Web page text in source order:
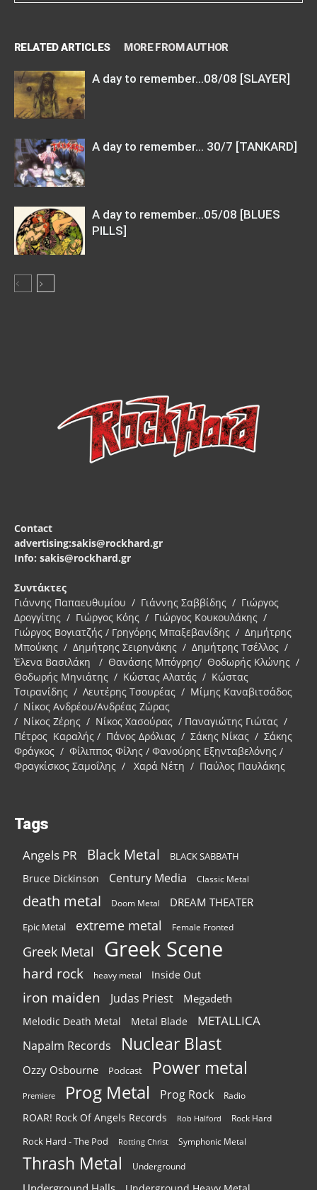
RELATED ARTICLES MORE FROM AUTHOR
A day to remember…08/08 [SLAYER]
A day to remember… 30/7 [TANKARD]
A day to remember…05/08 [BLUES
PILLS]
Contact
advertising:sakis@rockhard.gr
Info: sakis@rockhard.gr
Συντάκτες
Γιάννης Παπαευθυμίου / Γιάννης Σαββίδης / Γιώργος
Δρογγίτης / Γιώργος Κόης / Γιώργος Κουκουλάκης /
Γιώργος Βογιατζής / Γρηγόρης Μπαξεβανίδης / Δημήτρης
Μπούκης / Δημήτρης Σειρηνάκης / Δημήτρης Τσέλλος /
Έλενα Βασιλάκη / Θανάσης Μπόγρης/ Θοδωρής Κλώνης /
Θοδωρής Μηνιάτης / Κώστας Αλατάς / Κώστας
Τσιρανίδης / Λευτέρης Τσουρέας / Μίμης Καναβιτσάδος
/ Νίκος Ανδρέου/Ανδρέας Ζώρας
/ Νίκος Ζέρης / Νίκος Χασούρας / Παναγιώτης Γιώτας /
Πέτρος Καραλής / Πάνος Δρόλιας / Σάκης Νίκας / Σάκης
Φράγκος / Φίλιππος Φίλης / Φανούρης Εξηνταβελόνης /
Φραγκίσκος Σαμοΐλης / Χαρά Νέτη / Παύλος Παυλάκης
Tags
Angels PR Black Metal BLACK SABBATH
Bruce Dickinson Century Media Classic Metal
death metal Doom Metal DREAM THEATER
Epic Metal extreme metal Female Fronted
Greek Metal Greek Scene
hard rock heavy metal Inside Out
iron maiden Judas Priest Megadeth
Melodic Death Metal Metal Blade METALLICA
Napalm Records Nuclear Blast
Ozzy Osbourne Podcast Power metal
Premiere Prog Metal Prog Rock Radio
ROAR! Rock Of Angels Records Rob Halford Rock Hard
Rock Hard - The Pod Rotting Christ Symphonic Metal
Thrash Metal Underground